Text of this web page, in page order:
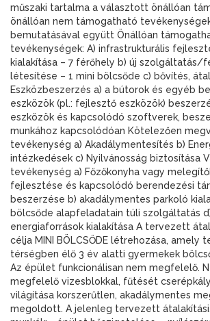
műszaki tartalma a választott önállóan
önállóan nem támogatható
bemutatásával együtt Önállóan
tevékenységek: A) infrastrukturális
kialakítása – 7 férőhely b) új szolgáltatás/
létesítése – 1 mini bölcsőde c) bővítés,
Eszközbeszerzés a) a bútorok és egyéb
eszközök (pl.: fejlesztő eszközök)
eszközök és kapcsolódó szoftverek,
munkához kapcsolódóan Kötelezően
tevékenység a) Akadálymentesítés b)
intézkedések c) Nyilvánosság biztosítása
tevékenység a) Főzőkonyha vagy
fejlesztése és kapcsolódó berendezési
beszerzése b) akadálymentes parkoló
bölcsőde alapfeladatain túli szolgáltatás
energiaforrások kialakítása A tervezett
célja MINI BÖLCSŐDE létrehozása, amely
térségben élő 3 év alatti gyermekek
Az épület funkcionálisan nem megfelelő.
megfelelő vizesblokkal, fűtését
világítása korszerűtlen, akadálymentes
megoldott. A jelenleg tervezett